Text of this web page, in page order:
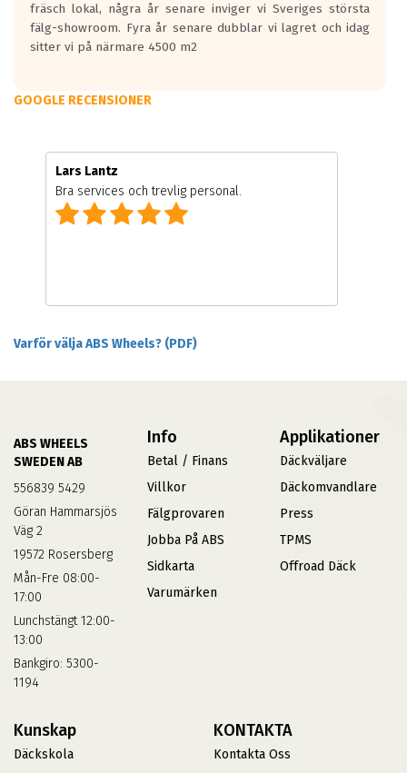
fräsch lokal, några år senare inviger vi Sveriges största
fälg-showroom. Fyra år senare dubblar vi lagret och idag
sitter vi på närmare 4500 m2
GOOGLE RECENSIONER
Lars Lantz
Bra services och trevlig personal.
Varför välja ABS Wheels? (PDF)
ABS WHEELS
SWEDEN AB
556839 5429
Göran Hammarsjös
Väg 2
19572 Rosersberg
Mån-Fre 08:00-
17:00
Lunchstängt 12:00-
13:00
Bankgiro: 5300-
1194
Info
Betal / Finans
Villkor
Fälgprovaren
Jobba På ABS
Sidkarta
Varumärken
Applikationer
Däckväljare
Däckomvandlare
Press
TPMS
Offroad Däck
Kunskap
Däckskola
KONTAKTA
Kontakta Oss